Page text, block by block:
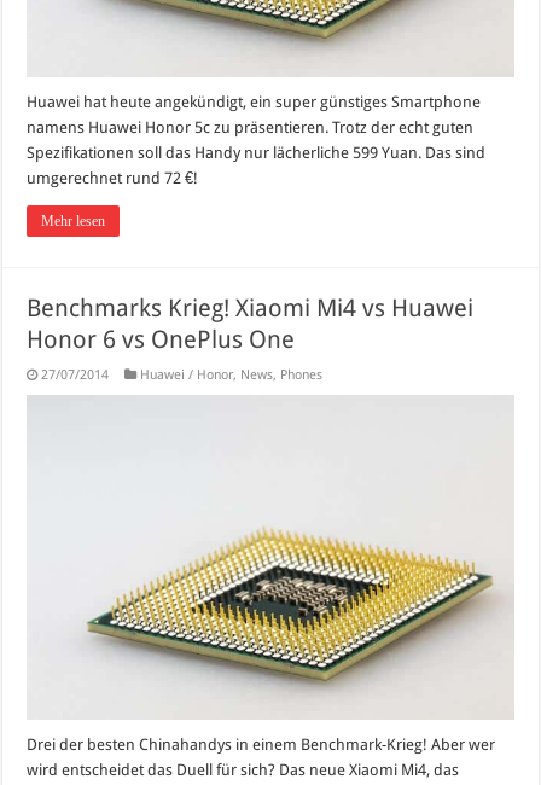
Huawei hat heute angekündigt, ein super günstiges Smartphone
namens Huawei Honor 5c zu präsentieren. Trotz der echt guten
Spezifikationen soll das Handy nur lächerliche 599 Yuan. Das sind
umgerechnet rund 72 €!
Mehr lesen
Benchmarks Krieg! Xiaomi Mi4 vs Huawei
Honor 6 vs OnePlus One
27/07/2014 Huawei / Honor, News, Phones
Drei der besten Chinahandys in einem Benchmark-Krieg! Aber wer
wird entscheidet das Duell für sich? Das neue Xiaomi Mi4, das